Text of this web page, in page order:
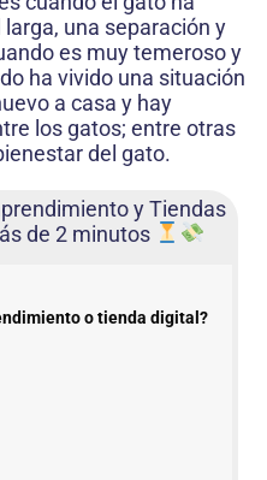
una separación y
es muy temeroso y
ha vivido una situación
a casa y hay
los gatos; entre otras
del gato.
y Tiendas
de 2 minutos
o tienda digital?